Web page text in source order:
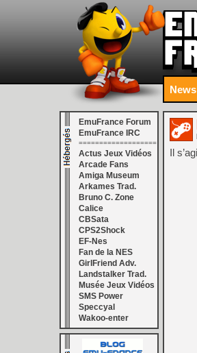
News
EmuFrance Forum
EmuFrance IRC
===================
Actus Jeux Vidéos
Arcade Fans
Amiga Museum
Arkames Trad.
Bruno C. Zone
Calice
CBSata
CPS2Shock
EF-Nes
Fan de la NES
GirlFriend Adv.
Landstalker Trad.
Musée Jeux Vidéos
SMS Power
Speccyal
Wakoo-enter
Il